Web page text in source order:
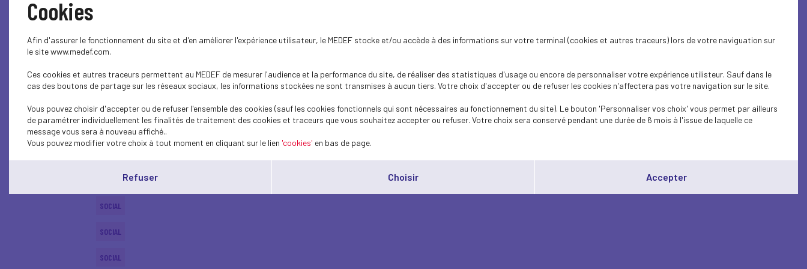
ECONOMY
SOCIAL
SOCIAL
SOCIAL
SOCIAL
SOCIAL
Cookies
Afin d'assurer le fonctionnement du site et d'en améliorer l'expérience utilisateur, le MEDEF stocke et/ou accède à des informations sur votre terminal (cookies et autres traceurs) lors de votre naviguation sur
le site www.medef.com.
Ces cookies et autres traceurs permettent au MEDEF de mesurer l'audience et la performance du site, de réaliser des statistiques d'usage ou encore de personnaliser votre expérience utilisteur. Sauf dans le
cas des boutons de partage sur les réseaux sociaux, les informations stockées ne sont transmises à aucun tiers. Votre choix d'accepter ou de refuser les cookies n'affectera pas votre navigation sur le site.
Vous pouvez choisir d'accepter ou de refuser l'ensemble des cookies (sauf les cookies fonctionnels qui sont nécessaires au fonctionnement du site). Le bouton 'Personnaliser vos choix' vous permet par ailleurs
de paramétrer individuellement les finalités de traitement des cookies et traceurs que vous souhaitez accepter ou refuser. Votre choix sera conservé pendant une durée de 6 mois à l'issue de laquelle ce
message vous sera à nouveau affiché..
Vous pouvez modifier votre choix à tout moment en cliquant sur le lien 'cookies' en bas de page.
Refuser Choisir Accepter